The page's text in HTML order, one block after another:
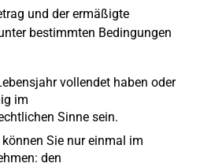
und der ermäßigte
bestimmten Bedingungen
vollendet haben oder
im
Sinne sein.
Sie nur einmal im
den